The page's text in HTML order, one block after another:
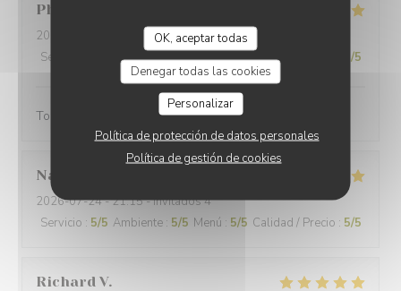
OK, aceptar todas
Denegar todas las cookies
Personalizar
Política de protección de datos personales
Política de gestión de cookies
Philippe
2026-07-26
- 12:15 - Invitados 3
Servicio
Ambiente:5/5 Menú:5/5 Calidad / Precio /5
Tout à fait à la hauteur de nos attentes
Nathalie
2026-07-24- 21:15 - Invitados 4
Servicio : 5/5 Ambiente : 5/5 Menú : 5/5 Calidad / Precio : 5/5
Richard V